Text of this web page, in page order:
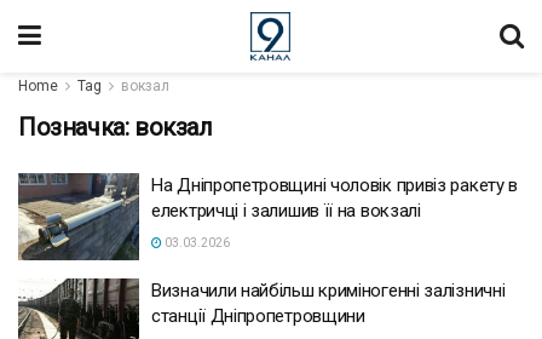
Home Tag вокзал
Позначка: вокзал
На Дніпропетровщині чоловік привіз ракету в
електричці і залишив її на вокзалі
03.03.2026
Визначили найбільш криміногенні залізничні
станції Дніпропетровщини